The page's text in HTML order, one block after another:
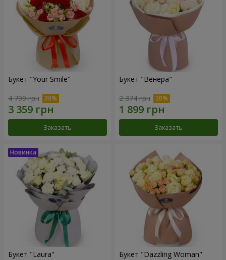
Букет "Your Smile"
4 799 грн
Заказать
Букет "Венера"
2 374 грн
Заказать
Букет "Laura" Букет "Dazzling Woman"